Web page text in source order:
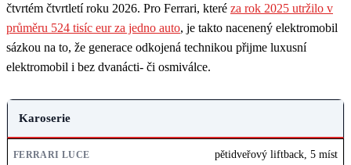
čtvrtém čtvrtletí roku 2026. Pro Ferrari, které za rok 2025 utržilo v
průměru 524 tisíc eur za jedno auto, je takto nacenený elektromobil
sázkou na to, že generace odkojená technikou přijme luxusní
elektromobil i bez dvanácti- či osmiválce.
ÚDAJ
FERRARI LUCE
Karoserie
pětidveřový liftback, 5 míst